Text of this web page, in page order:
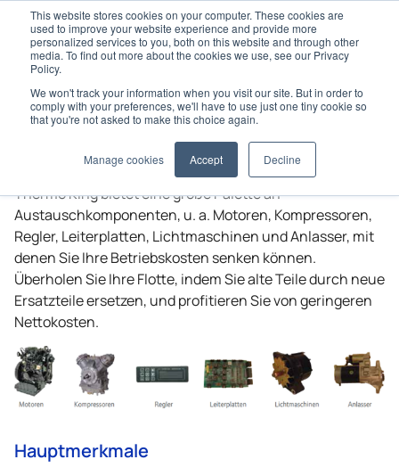
This website stores cookies on your computer. These cookies are
used to improve your website experience and provide more
personalized services to you, both on this website and through other
media. To find out more about the cookies we use, see our Privacy
Policy.
We won't track your information when you visit our site. But in order to
comply with your preferences, we'll have to use just one tiny cookie so
that you're not asked to make this choice again.
Manage cookies Accept Decline
Home Original Ersatzteile Original-Ersatzteile
Original-Ersatzteile
Thermo Kingbietet eine große Palette an
Austauschkomponenten, u. a. Motoren, Kompressoren,
Regler, Leiterplatten, Lichtmaschinen und Anlasser, mit
denen Sie Ihre Betriebskosten senken können.
Überholen Sie Ihre Flotte, indem Sie alte Teile durch neue
Ersatzteile ersetzen, und profitieren Sie von geringeren
Nettokosten.
Hauptmerkmale